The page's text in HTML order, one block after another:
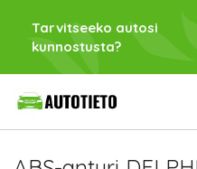
Tarvitseeko autosi
kunnostusta?